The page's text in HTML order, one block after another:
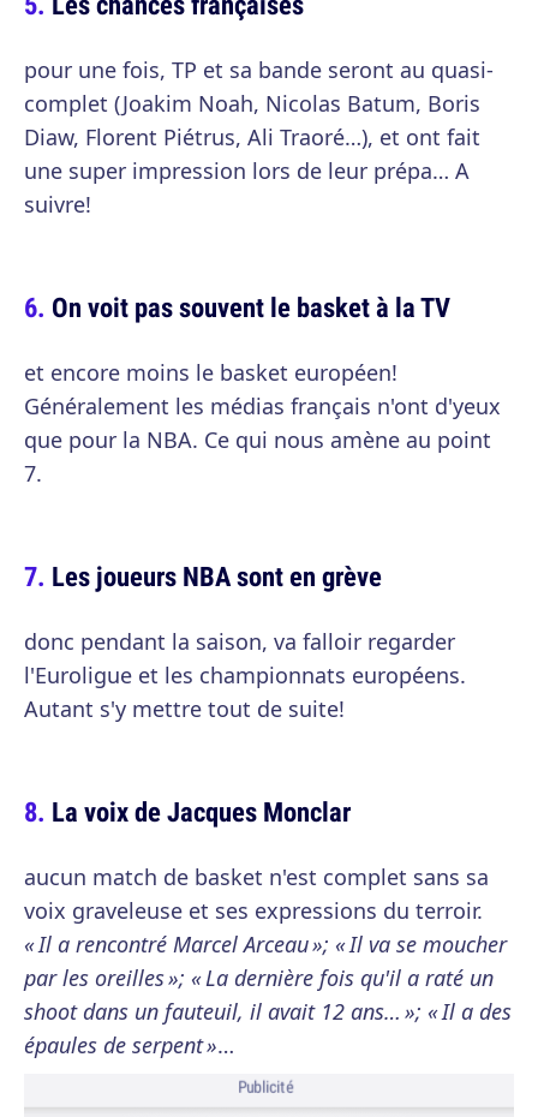
pour une fois, TP et sa bande seront au quasi-
complet (Joakim Noah, Nicolas Batum, Boris
Diaw, Florent Piétrus, Ali Traoré…), et ont fait
une super impression lors de leur prépa… A
suivre!
On voit pas souvent le basket à la TV
et encore moins le basket européen!
Généralement les médias français n'ont d'yeux
que pour la NBA. Ce qui nous amène au point
7.
Les joueurs NBA sont en grève
donc pendant la saison, va falloir regarder
l'Euroligue et les championnats européens.
Autant s'y mettre tout de suite!
La voix de Jacques Monclar
aucun match de basket n'est complet sans sa
voix graveleuse et ses expressions du terroir.
« Il a rencontré Marcel Arceau »; « Il va se moucher
par les oreilles »; « La dernière fois qu'il a raté un
shoot dans un fauteuil, il avait 12 ans… »; « Il a des
épaules de serpent »…
Publicité